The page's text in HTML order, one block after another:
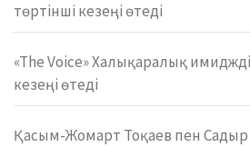
төртінші кезеңі өтеді
«The Voice» Халықаралық
кезеңі өтеді
Қасым-Жомарт Тоқаев пен Садыр